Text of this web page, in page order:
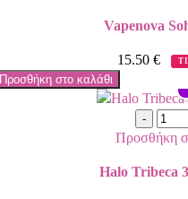
Vapenova
15.50 €
Προσθήκη στο καλάθι
Προσθήκη
Halo Tribeca